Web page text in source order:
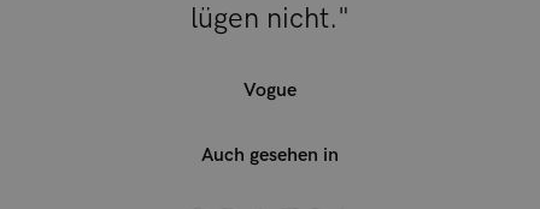
lügen nicht."
Vogue
Auch gesehen in